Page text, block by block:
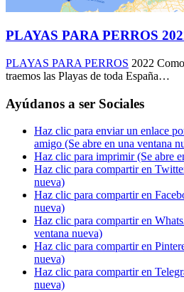
PLAYAS PARA PERROS
PLAYAS PARA PERROS 2022
traemos las Playas de toda España…
Ayúdanos a ser Sociales
Haz clic para enviar un enlace
amigo (Se abre en una ventana
Haz clic para imprimir (Se abre
Haz clic para compartir en
nueva)
Haz clic para compartir en
nueva)
Haz clic para compartir en
ventana nueva)
Haz clic para compartir en
nueva)
Haz clic para compartir en
nueva)